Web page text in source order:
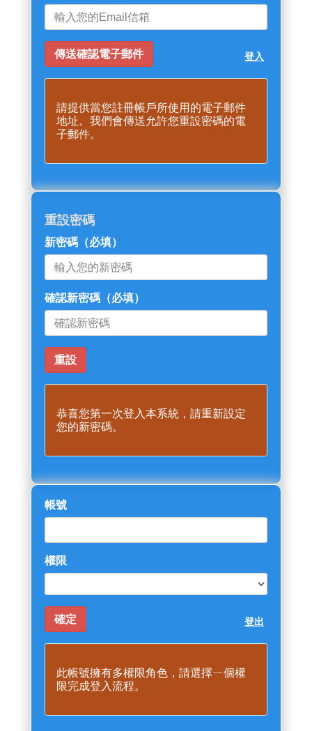
登入
請提供當您註冊帳戶所使用的電子郵件
地址。我們會傳送允許您重設密碼的電
子郵件。
重設密碼
新密碼 （必填）
確認新密碼 （必填）
恭喜您第一次登入本系統，請重新設定
您的新密碼。
帳號
權限
登出
此帳號擁有多權限角色，請選擇ㄧ個權
限完成登入流程。